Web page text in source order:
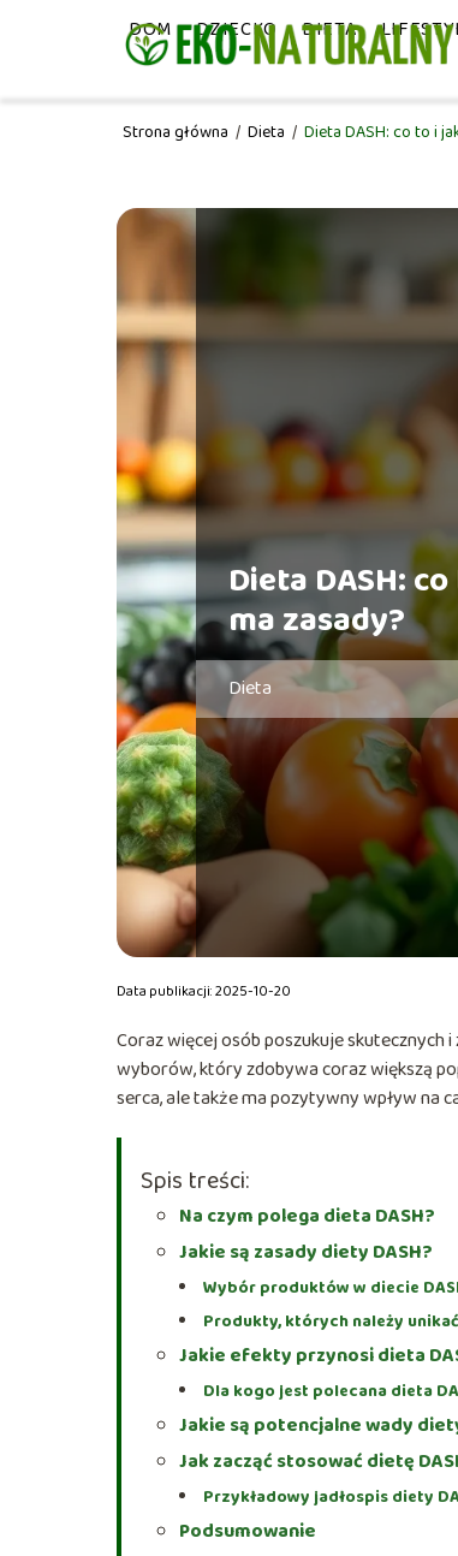
DOM DZIECKO DIETA
Strona główna / Dieta / Dieta DASH: co to i
Dieta DASH:
ma zasady?
Dieta
Data publikacji: 2025-10-20
Coraz więcej osób poszukuje
wyborów, który zdobywa coraz większą
serca, ale także ma pozytywny wpływ na
Spis treści:
Na czym polega dieta DASH?
Jakie są zasady diety DASH?
Wybór produktów w diecie
Produkty, których należy unikać
Jakie efekty przynosi dieta
Dla kogo jest polecana dieta
Jakie są potencjalne wady
Jak zacząć stosować dietę
Przykładowy jadłospis diety
Podsumowanie